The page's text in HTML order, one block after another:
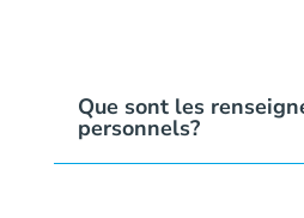
Que sont les
personnels?